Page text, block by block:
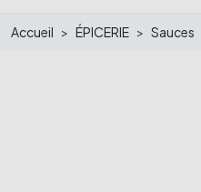
Accueil ÉPICERIE Sauces